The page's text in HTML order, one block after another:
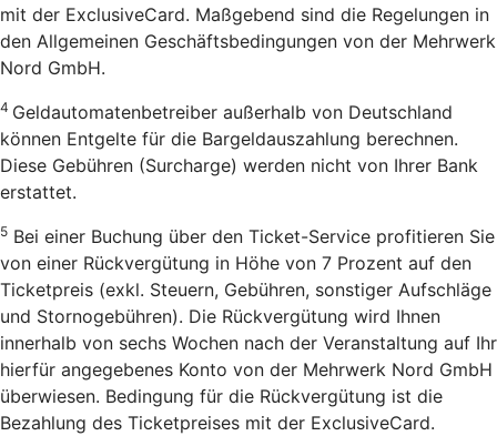
mit der ExclusiveCard. Maßgebend sind die Regelungen in
den Allgemeinen Geschäftsbedingungen von der Mehrwerk
Nord GmbH.
4 Geldautomatenbetreiber außerhalb von Deutschland
können Entgelte für die Bargeldauszahlung berechnen.
Diese Gebühren (Surcharge) werden nicht von Ihrer Bank
erstattet.
5 Bei einer Buchung über den Ticket-Service profitieren Sie
von einer Rückvergütung in Höhe von 7 Prozent auf den
Ticketpreis (exkl. Steuern, Gebühren, sonstiger Aufschläge
und Stornogebühren). Die Rückvergütung wird Ihnen
innerhalb von sechs Wochen nach der Veranstaltung auf Ihr
hierfür angegebenes Konto von der Mehrwerk Nord GmbH
überwiesen. Bedingung für die Rückvergütung ist die
Bezahlung des Ticketpreises mit der ExclusiveCard.